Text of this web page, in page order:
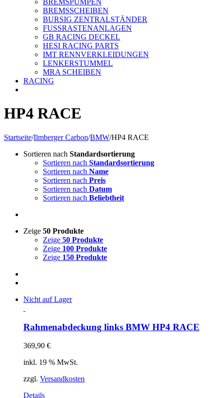
BREMSPUMPEN
BREMSSCHEIBEN
BURSIG ZENTRALSTÄNDER
FUSSRASTENANLAGEN
GB RACING DECKEL
HESI RACING PARTS
IMT RENNVERKLEIDUNGEN
LENKERSTUMMEL
MRA SCHEIBEN
RACING
HP4 RACE
Startseite/Ilmberger Carbon/BMW/HP4 RACE
Sortieren nach Standardsortierung
Sortieren nach Standardsortierung
Sortieren nach Name
Sortieren nach Preis
Sortieren nach Datum
Sortieren nach Beliebtheit
Zeige 50 Produkte
Zeige 50 Produkte
Zeige 100 Produkte
Zeige 150 Produkte
Nicht auf Lager
Rahmenabdeckung links BMW HP4 RACE
369,90 €
inkl. 19 % MwSt.
zzgl. Versandkosten
Details